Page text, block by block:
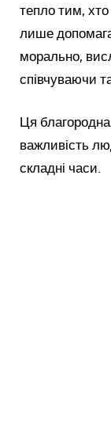
тепло тим,
лише
морально,
співчуваючи
Ця
важливість
складні часи.